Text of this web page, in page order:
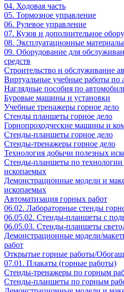
04. Ходовая часть
05. Тормозное управление
06. Рулевое управление
07. Кузов и дополнительное
08. Эксплуатационные материалы
09. Оборудование для
средств
Строительство и обслуживание
Виртуальные учебные работы по
Наглядные пособия по
Буровые машины и установки
Учебные тренажеры горное дело
Стенды планшеты горное дело
Горнопроходческие машины и
Стенды-планшеты горное дело
Стенды-тренажеры горное дело
Технология добычи полезных
Стенды-планшеты по
ископаемых
Демонстрационные модели и
ископаемых
Автоматизация горных работ
06.02. Лабораторные стенды
06.05.02. Стенды-планшеты с
06.05.03. Стенды-планшеты
Демонстрационные модели/
работ
Открытые горные работы/
07.01. Плакаты (горные работы)
Стенды-тренажеры по горным
Стенды-планшеты по горным